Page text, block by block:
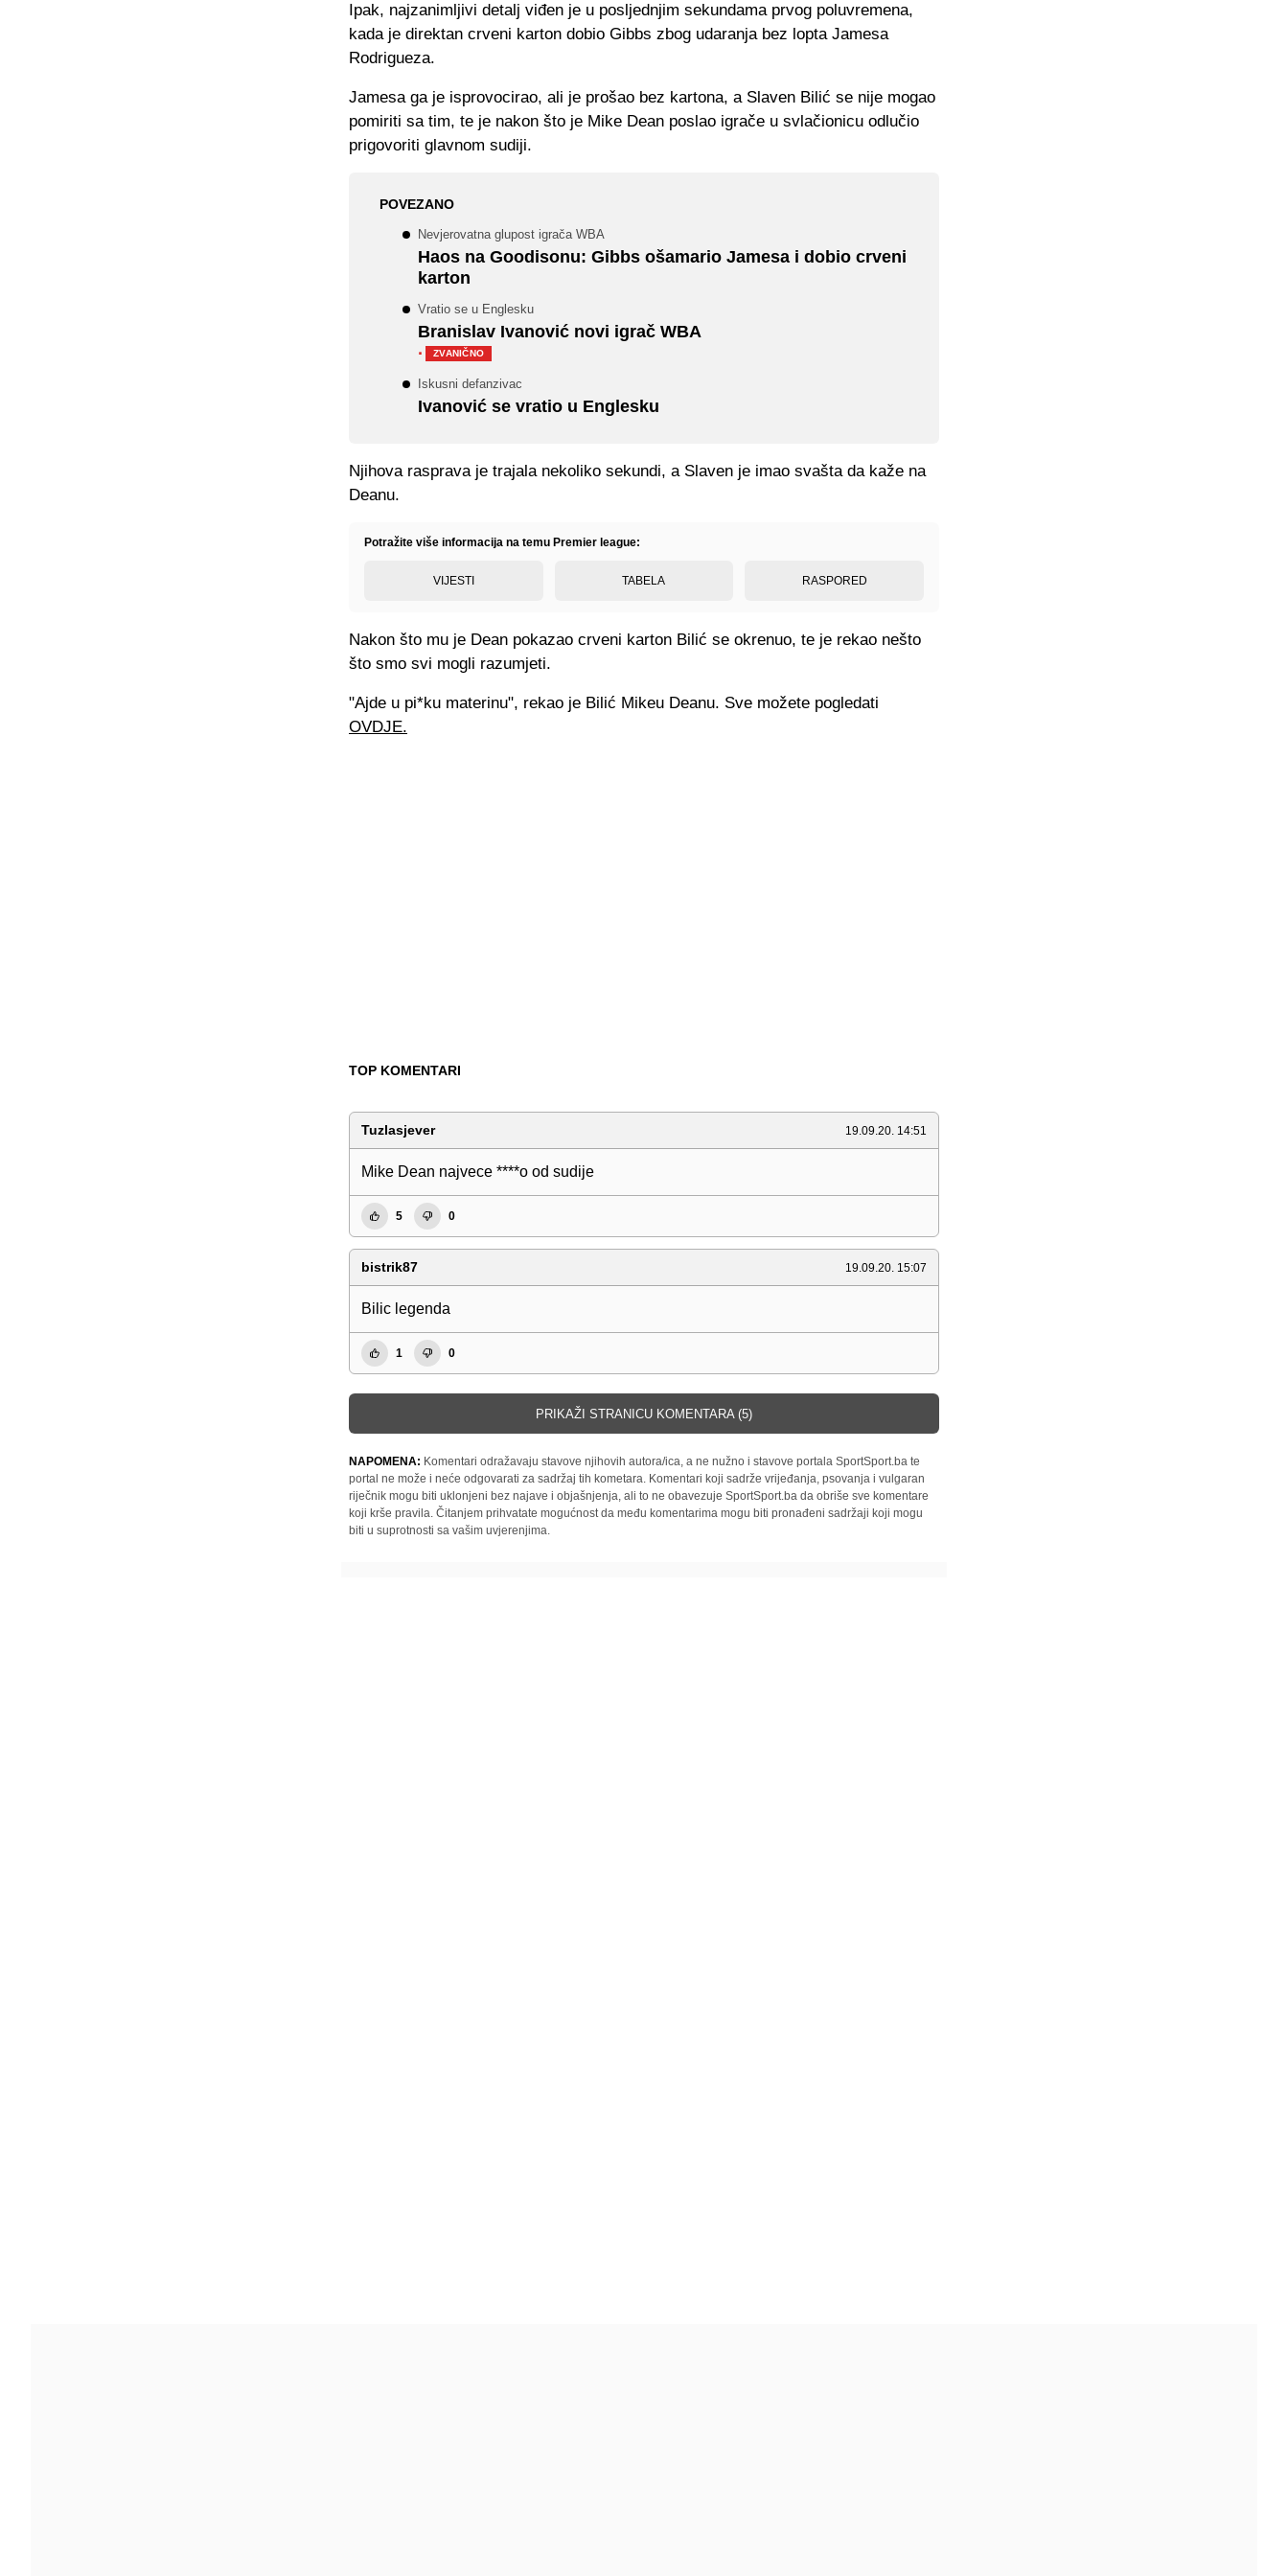
Ipak, najzanimljivi detalj viđen je u posljednjim sekundama prvog poluvremena,
kada je direktan crveni karton dobio Gibbs zbog udaranja bez lopta Jamesa
Rodrigueza.
Jamesa ga je isprovocirao, ali je prošao bez kartona, a Slaven Bilić se nije mogao
pomiriti sa tim, te je nakon što je Mike Dean poslao igrače u svlačionicu odlučio
prigovoriti glavnom sudiji.
POVEZANO
Nevjerovatna glupost igrača WBA
Haos na Goodisonu: Gibbs ošamario Jamesa i dobio crveni
karton
Vratio se u Englesku
Branislav Ivanović novi igrač WBA
·
ZVANIČNO
Iskusni defanzivac
Ivanović se vratio u Englesku
Njihova rasprava je trajala nekoliko sekundi, a Slaven je imao svašta da kaže na
Deanu.
Potražite više informacija na temu Premier league:
VIJESTI TABELA RASPORED
Nakon što mu je Dean pokazao crveni karton Bilić se okrenuo, te je rekao nešto
što smo svi mogli razumjeti.
"Ajde u pi*ku materinu", rekao je Bilić Mikeu Deanu. Sve možete pogledati
OVDJE.
TOP KOMENTARI
Tuzlasjever 19.09.20. 14:51
Mike Dean najvece ****o od sudije
5 0
bistrik87 19.09.20. 15:07
Bilic legenda
1 0
PRIKAŽI STRANICU KOMENTARA (5)
NAPOMENA: Komentari odražavaju stavove njihovih autora/ica, a ne nužno i stavove portala SportSport.ba te
portal ne može i neće odgovarati za sadržaj tih kometara. Komentari koji sadrže vrijeđanja, psovanja i vulgaran
riječnik mogu biti uklonjeni bez najave i objašnjenja, ali to ne obavezuje SportSport.ba da obriše sve komentare
koji krše pravila. Čitanjem prihvatate mogućnost da među komentarima mogu biti pronađeni sadržaji koji mogu
biti u suprotnosti sa vašim uvjerenjima.